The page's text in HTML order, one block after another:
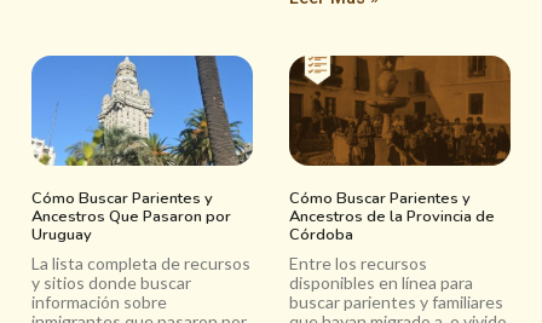
Cómo Buscar Parientes y
Ancestros Que Pasaron por
Uruguay
La lista completa de recursos
y sitios donde buscar
información sobre
Cómo Buscar Parientes y
Ancestros de la Provincia de
Córdoba
Entre los recursos
disponibles en línea para
buscar parientes y familiares